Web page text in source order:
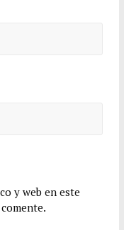
y web en este